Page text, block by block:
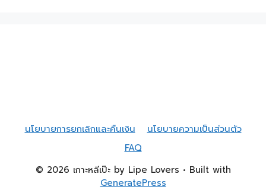
นโยบายการยกเลิกและคืนเงิน
นโยบายความเป็นส่วนตัว
FAQ
© 2026 เกาะหลีเป๊ะ by Lipe Lovers • Built with
GeneratePress